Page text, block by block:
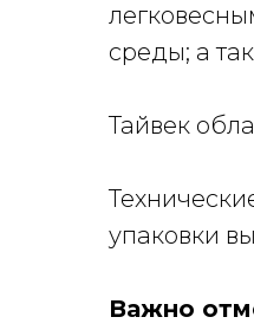
среды; а
Тайвек
упаковки
Важно